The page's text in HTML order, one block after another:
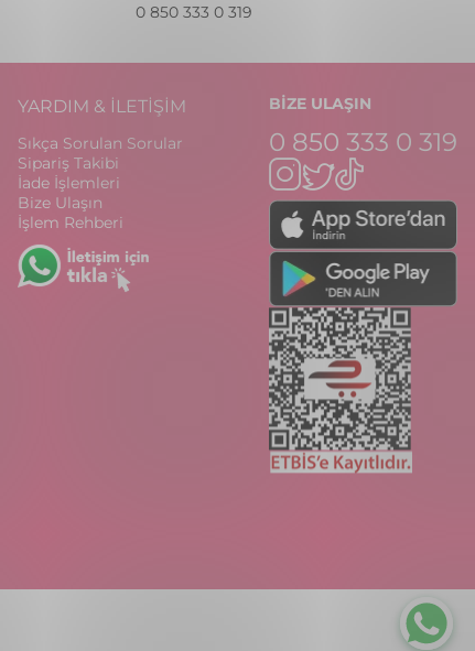
0 850 333 0 319
YARDIM & İLETİŞİM
Sıkça Sorulan Sorular
Sipariş Takibi
İade İşlemleri
Bize Ulaşın
İşlem Rehberi
BİZE ULAŞIN
0 850 333 0 319